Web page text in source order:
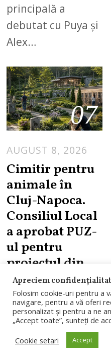
principală a
debutat cu Puya și
Alex…
07
AUGUST 8, 2026
Cimitir pentru
animale în
Cluj-Napoca.
Consiliul Local
a aprobat PUZ-
ul pentru
proiectul din
Valea
Gârbăului
Consiliul Local
Cluj-Napoca a
aprobat PUZ-ul
Apreciem
Folosim cookie-uri pentru a
navigare, pentru a vă oferi
personalizat și pentru a ne
„Accept toate”, sunteți de
Cookie setari
Accept